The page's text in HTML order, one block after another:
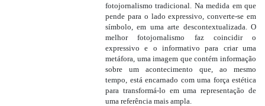
fotojornalismo tradicional . Na medida em que
pende para o lado expressivo, converte-se em
símbolo, em uma arte descontextualizada. O
melhor fotojornalismo faz coincidir o
expressivo e o informativo para criar uma
metáfora, uma imagem que contém informação
sobre um acontecimento que, ao mesmo
tempo, está encarnado com uma força estética
para transformá-lo em uma representação de
uma referência mais ampla.